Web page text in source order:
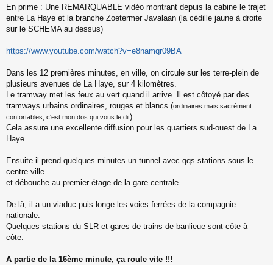
En prime : Une REMARQUABLE vidéo montrant depuis la cabine le trajet
entre La Haye et la branche Zoetermer Javalaan (la cédille jaune à droite
sur le SCHEMA au dessus)
https://www.youtube.com/watch?v=e8namqr09BA
Dans les 12 premières minutes, en ville, on circule sur les terre-plein de
plusieurs avenues de La Haye, sur 4 kilomètres.
Le tramway met les feux au vert quand il arrive. Il est côtoyé par des
tramways urbains ordinaires, rouges et blancs (ordinaires mais sacrément
confortables, c'est mon dos qui vous le dit)
Cela assure une excellente diffusion pour les quartiers sud-ouest de La
Haye
Ensuite il prend quelques minutes un tunnel avec qqs stations sous le
centre ville
et débouche au premier étage de la gare centrale.
De là, il a un viaduc puis longe les voies ferrées de la compagnie
nationale.
Quelques stations du SLR et gares de trains de banlieue sont côte à
côte.
A partie de la 16ème minute, ça roule vite !!!